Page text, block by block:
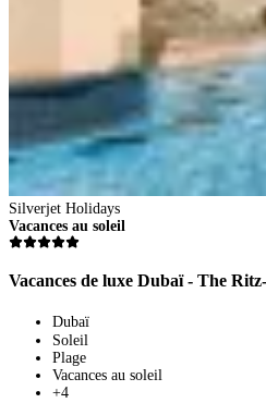
Silverjet Holidays
Vacances au soleil
Vacances de luxe Dubaï - The
Dubaï
Soleil
Plage
Vacances au soleil
+4